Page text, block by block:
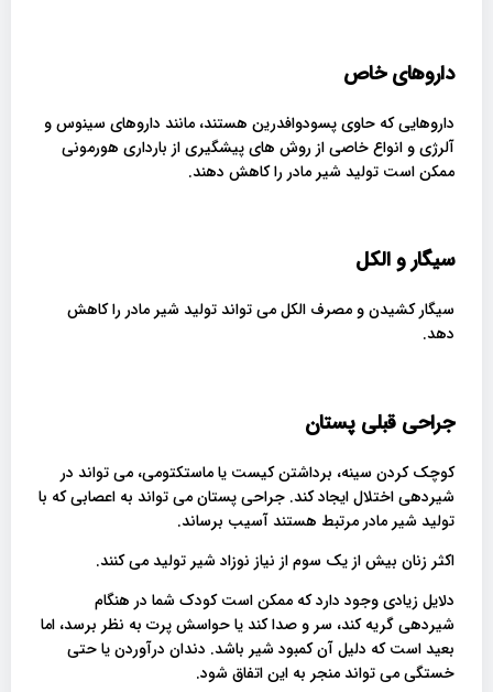
داروهای خاص
داروهایی که حاوی پسودوافدرین هستند، مانند داروهای سینوس و
آلرژی و انواع خاصی از روش های پیشگیری از بارداری هورمونی
ممکن است تولید شیر مادر را کاهش دهند.
سیگار و الکل
سیگار کشیدن و مصرف الکل می تواند تولید شیر مادر را کاهش
دهد.
جراحی قبلی پستان
کوچک کردن سینه، برداشتن کیست یا ماستکتومی، می تواند در
شیردهی اختلال ایجاد کند. جراحی پستان می تواند به اعصابی که با
تولید شیر مادر مرتبط هستند آسیب برساند.
اکثر زنان بیش از یک سوم از نیاز نوزاد شیر تولید می کنند.
دلایل زیادی وجود دارد که ممکن است کودک شما در هنگام
شیردهی گریه کند، سر و صدا کند یا حواسش پرت به نظر برسد، اما
بعید است که دلیل آن کمبود شیر باشد. دندان درآوردن یا حتی
خستگی می تواند منجر به این اتفاق شود.